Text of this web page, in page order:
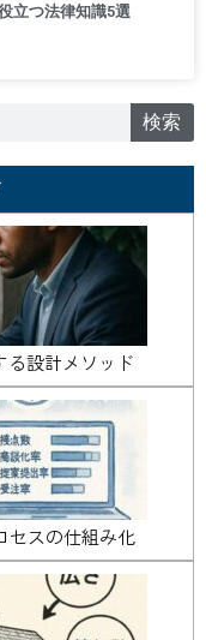
立つ法律知識5選
検索
る設計メソッド
セスの仕組み化